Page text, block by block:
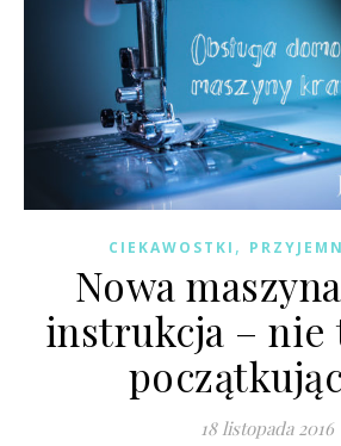
CIEKAWOSTKI ,
Nowa
instrukcja – nie
18 listopada 2016